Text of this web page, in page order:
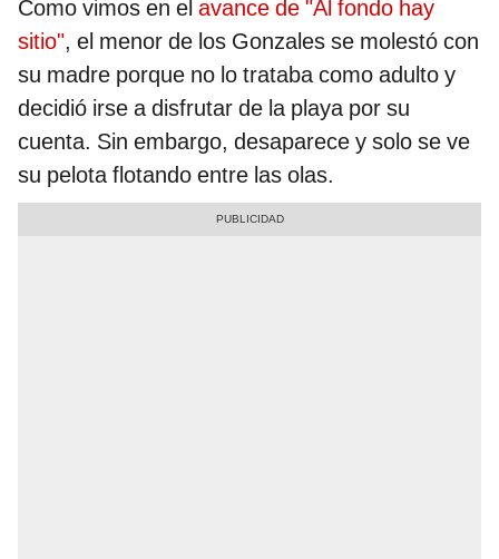
Como vimos en el avance de "Al fondo hay
sitio", el menor de los Gonzales se molestó con
su madre porque no lo trataba como adulto y
decidió irse a disfrutar de la playa por su
cuenta. Sin embargo, desaparece y solo se ve
su pelota flotando entre las olas.